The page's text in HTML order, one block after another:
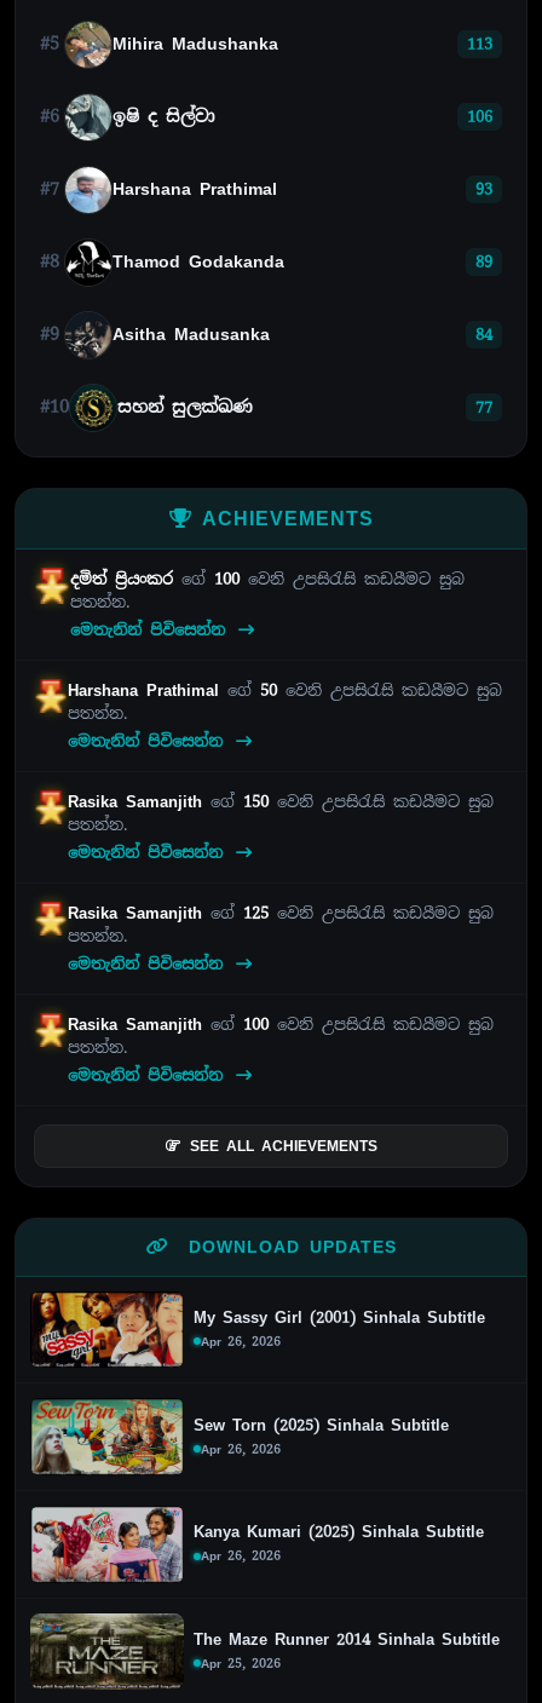
#5 Mihira Madushanka 113
#6 ඉෂි ද සිල්වා 106
#7 Harshana Prathimal 93
#8 Thamod Godakanda 89
#9 Asitha Madusanka 84
#10 සහන් සුලක්ඛණ 77
ACHIEVEMENTS
දමිත් ප්‍රියංකරගේ 100වෙනි උපසිරැසි කඩයීමට සුබ
පතන්න.
මෙතැනින් පිවිසෙන්න
Harshana Prathimal ගේ 50වෙනි උපසිරැසි කඩයීමට සුබ
පතන්න.
මෙතැනින් පිවිසෙන්න
Rasika Samanjithගේ 150වෙනි උපසිරැසි කඩයීමට සුබ
පතන්න.
මෙතැනින් පිවිසෙන්න
Rasika Samanjithගේ 125 වෙනි උපසිරැසි කඩයීමට සුබ
පතන්න.
මෙතැනින් පිවිසෙන්න
Rasika Samanjithගේ 100වෙනි උපසිරැසි කඩයීමට සුබ
පතන්න.
මෙතැනින් පිවිසෙන්න
SEE ALL ACHIEVEMENTS
DOWNLOAD UPDATES
My Sassy Girl (2001) Sinhala Subtitle
Apr 26, 2026
Sew Torn (2025) Sinhala Subtitle
Apr 26, 2026
Kanya Kumari (2025) Sinhala Subtitle
Apr 26, 2026
The Maze Runner 2014 Sinhala Subtitle
Apr 25, 2026